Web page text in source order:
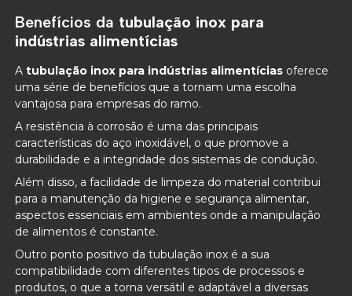
Benefícios da tubulação inox para
indústrias alimentícias
Atubulação inox para indústrias alimentícias oferece
uma série de benefícios que a tornam uma escolha
vantajosa para empresas do ramo.
A resistência à corrosão é uma das principais
características do aço inoxidável, o que promove a
durabilidade e a integridade dos sistemas de condução.
Além disso, a facilidade de limpeza do material contribui
para a manutenção da higiene e segurança alimentar,
aspectos essenciais em ambientes onde a manipulação
de alimentos é constante.
Outro ponto positivo da tubulação inox é a sua
compatibilidade com diferentes tipos de processos e
produtos, o que a torna versátil e adaptável a diversas